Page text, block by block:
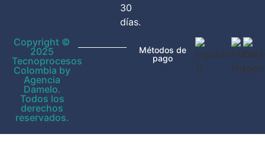
30
días.
Copyright ©
2025
Tecnoprocesos
Colombia by
Agencia
Damelo.
Todos los
derechos
reservados.
Métodos de
pago